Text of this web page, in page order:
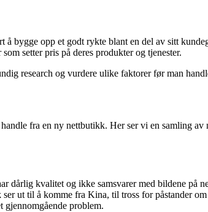
bygge opp et godt rykte blant en del av sitt
setter pris på deres produkter og tjenester.
research og vurdere ulike faktorer før man
fra en ny nettbutikk. Her ser vi en samling
dårlig kvalitet og ikke samsvarer med bildene på
ut til å komme fra Kina, til tross for påstander
gjennomgående problem.